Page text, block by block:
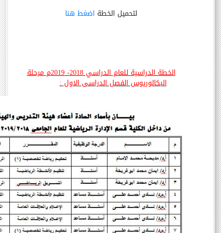
لتحميل الخطة اضغط هنا
الخطة الدراسية للعام الدراسي 2018- 2019م مرحلة
البكالوريوس الفصل الدراسى الاول :